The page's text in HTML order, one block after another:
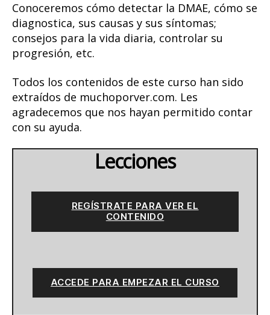
Conoceremos cómo detectar la DMAE, cómo se
diagnostica, sus causas y sus síntomas;
consejos para la vida diaria, controlar su
progresión, etc.
Todos los contenidos de este curso han sido
extraídos de muchoporver.com. Les
agradecemos que nos hayan permitido contar
con su ayuda.
Lecciones
REGÍSTRATE PARA VER EL
CONTENIDO
ACCEDE PARA EMPEZAR EL CURSO